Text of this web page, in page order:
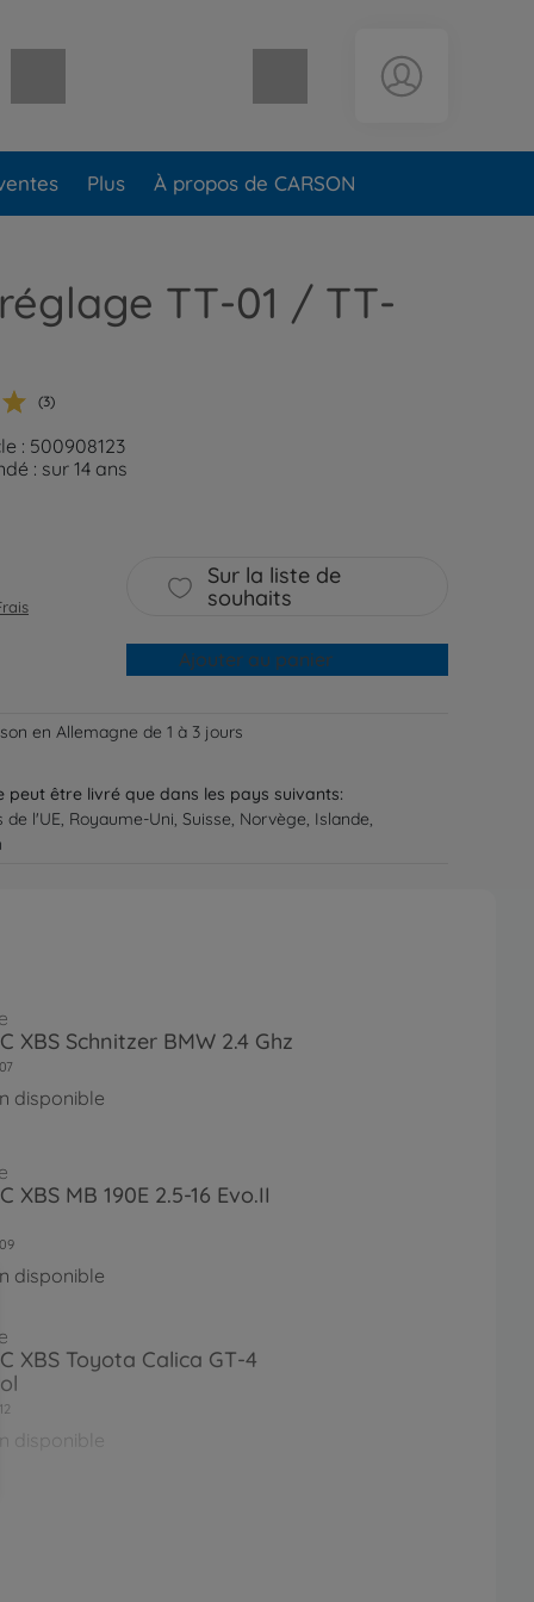
Plus À propos de CARSON
TT-01 / TT-
(3)
: 500908123
: sur 14 ans
Sur la liste de
souhaits
Ajouter au panier
en Allemagne de 1 à 3 jours
peut être livré que dans les pays suivants:
de l'UE, Royaume-Uni, Suisse, Norvège, Islande,
XBS Schnitzer BMW 2.4 Ghz
disponible
XBS MB 190E 2.5-16 Evo.II
disponible
XBS Toyota Calica GT-4
disponible